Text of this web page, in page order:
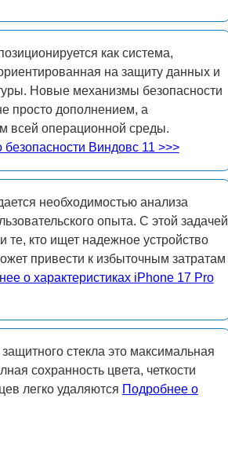
как система,
на защиту данных и
Новые механизмы безопасности
просто дополнением, а
всей операционной среды.
Виндовс 11 >>>
необходимостью анализа
опыта. С этой задачей
те, кто ищет надежное устройство
привести к избыточным затратам
о характеристиках iPhone 17 Pro
стекла это максимальная
сохранность цвета, четкости
легко удаляются Подробнее о